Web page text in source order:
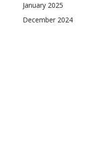
January 2025
December 2024